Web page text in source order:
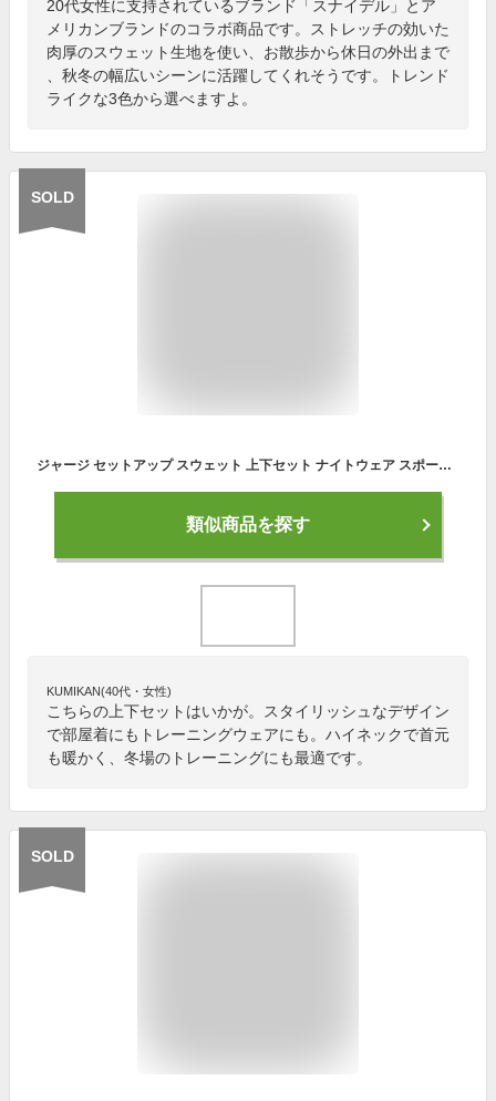
20代女性に支持されているブランド「スナイデル」とア
メリカンブランドのコラボ商品です。ストレッチの効いた
肉厚のスウェット生地を使い、お散歩から休日の外出まで
、秋冬の幅広いシーンに活躍してくれそうです。トレンド
ライクな3色から選べますよ。
SOLD
ジャージ セットアップ スウェット 上下セット ナイトウェア スポーツウェア ダンス ダンスウェア ランニング ウォーキング ジョギング ハイネック レディース 運動 普段着 練習着 イベント 送料無料●5063●
類似商品を探す
KUMIKAN(40代・女性)
こちらの上下セットはいかが。スタイリッシュなデザイン
で部屋着にもトレーニングウェアにも。ハイネックで首元
も暖かく、冬場のトレーニングにも最適です。
SOLD